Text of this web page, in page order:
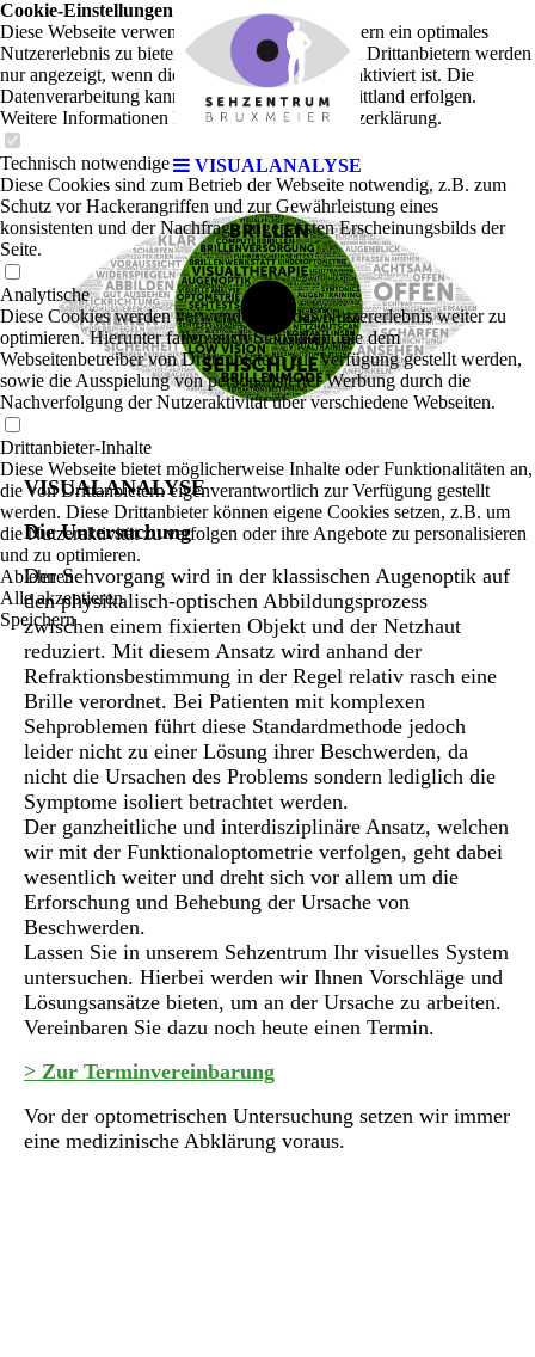
VISUALANALYSE
VISUALANALYSE
Die Untersuchung
Der Sehvorgang wird in der klassischen Augenoptik auf
den physikalisch-optischen Abbildungsprozess
zwischen einem fixierten Objekt und der Netzhaut
reduziert. Mit diesem Ansatz wird anhand der
Refraktionsbestimmung in der Regel relativ rasch eine
Brille verordnet. Bei Patienten mit komplexen
Sehproblemen führt diese Standardmethode jedoch
leider nicht zu einer Lösung ihrer Beschwerden, da
nicht die Ursachen des Problems sondern lediglich die
Symptome isoliert betrachtet werden.
Der ganzheitliche und interdisziplinäre Ansatz, welchen
wir mit der Funktionaloptometrie verfolgen, geht dabei
wesentlich weiter und dreht sich vor allem um die
Erforschung und Behebung der Ursache von
Beschwerden.
Lassen Sie in unserem Sehzentrum Ihr visuelles System
untersuchen. Hierbei werden wir Ihnen Vorschläge und
Lösungsansätze bieten, um an der Ursache zu arbeiten.
Vereinbaren Sie dazu noch heute einen Termin.
> Zur Terminvereinbarung
Vor der optometrischen Untersuchung setzen wir immer
eine medizinische Abklärung voraus.
Cookie-Einstellungen
Diese Webseite verwendet Cookies, um Besuchern ein optimales
Nutzererlebnis zu bieten. Bestimmte Inhalte von Drittanbietern werden
nur angezeigt, wenn die entsprechende Option aktiviert ist. Die
Datenverarbeitung kann dann auch in einem Drittland erfolgen.
Weitere Informationen hierzu in der Datenschutzerklärung.
Technisch notwendige
Diese Cookies sind zum Betrieb der Webseite notwendig, z.B. zum
Schutz vor Hackerangriffen und zur Gewährleistung eines
konsistenten und der Nachfrage angepassten Erscheinungsbilds der
Seite.
Analytische
Diese Cookies werden verwendet, um das Nutzererlebnis weiter zu
optimieren. Hierunter fallen auch Statistiken, die dem
Webseitenbetreiber von Drittanbietern zur Verfügung gestellt werden,
sowie die Ausspielung von personalisierter Werbung durch die
Nachverfolgung der Nutzeraktivität über verschiedene Webseiten.
Drittanbieter-Inhalte
Diese Webseite bietet möglicherweise Inhalte oder Funktionalitäten an,
die von Drittanbietern eigenverantwortlich zur Verfügung gestellt
werden. Diese Drittanbieter können eigene Cookies setzen, z.B. um
die Nutzeraktivität zu verfolgen oder ihre Angebote zu personalisieren
und zu optimieren.
Ablehnen
Alle akzeptieren
Speichern